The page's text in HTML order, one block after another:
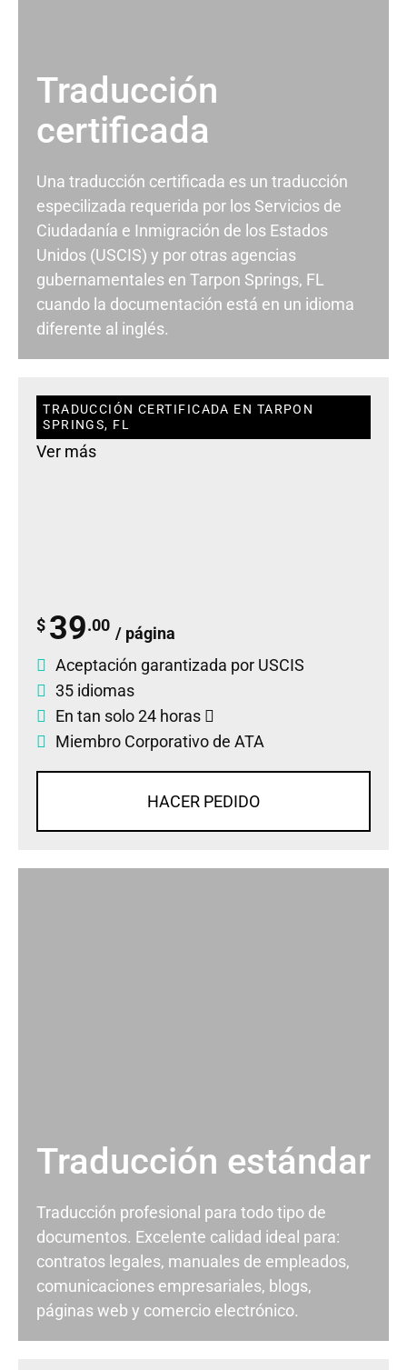
Traducción
certificada
Una traducción certificada es un traducción
especilizada requerida por los Servicios de
Ciudadanía e Inmigración de los Estados
Unidos (USCIS) y por otras agencias
gubernamentales en Tarpon Springs, FL
cuando la documentación está en un idioma
diferente al inglés.
TRADUCCIÓN CERTIFICADA EN TARPON
SPRINGS, FL
Ver más
$ 39.00 / página
Aceptación garantizada por USCIS
35 idiomas
En tan solo 24 horas
Miembro Corporativo de ATA
HACER PEDIDO
Traducción estándar
Traducción profesional para todo tipo de
documentos. Excelente calidad ideal para:
contratos legales, manuales de empleados,
comunicaciones empresariales, blogs,
páginas web y comercio electrónico.